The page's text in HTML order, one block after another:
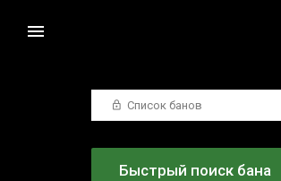
Список банов
Быстрый поиск бана